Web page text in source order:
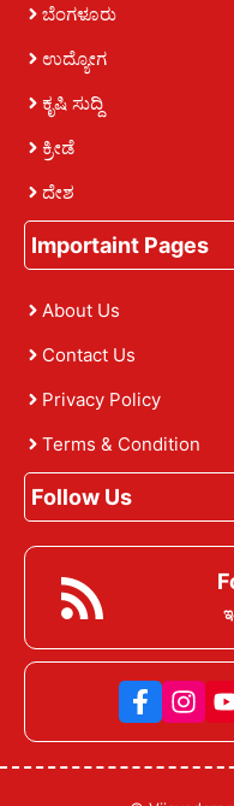
ಬೆಂಗಳೂರು
ಉದ್ಯೋಗ
ಕೃಷಿ ಸುದ್ದಿ
ಕ್ರೀಡೆ
ದೇಶ
Importaint Pages
About Us
Contact Us
Privacy Policy
Terms & Condition
Follow Us